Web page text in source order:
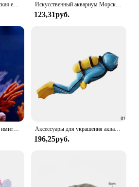
Искусственный аквариум Морская лошадь Гиппокамп Орнамент Аквариум Медуза Декор Новый 1 шт.
123,31руб.
Аксессуары для украшения аквариума, мини-украшения для людей, растения, камни, декор, черепаха, флуоресцентные цвета для аквариума, светоотражающие
196,25руб.